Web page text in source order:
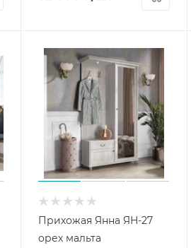
Прихожая Янна ЯН-27
орех мальта